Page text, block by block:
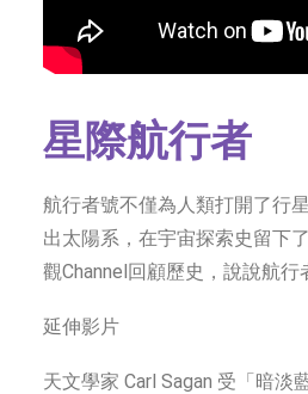
星際航行者
航行者號不僅為人類打開了行
出太陽系，在宇宙探索史留下
觀Channel回顧歷史，說說航行
延伸影片
天文學家 Carl Sagan 受「暗淡